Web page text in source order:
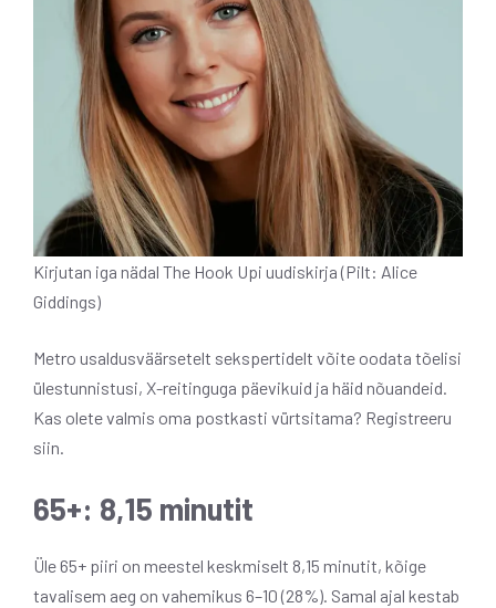
Kirjutan iga nädal The Hook Upi uudiskirja (Pilt: Alice
Giddings)
Metro usaldusväärsetelt sekspertidelt võite oodata tõelisi
ülestunnistusi, X-reitinguga päevikuid ja häid nõuandeid.
Kas olete valmis oma postkasti vürtsitama? Registreeru
siin.
65+: 8,15 minutit
Üle 65+ piiri on meestel keskmiselt 8,15 minutit, kõige
tavalisem aeg on vahemikus 6–10 (28%). Samal ajal kestab